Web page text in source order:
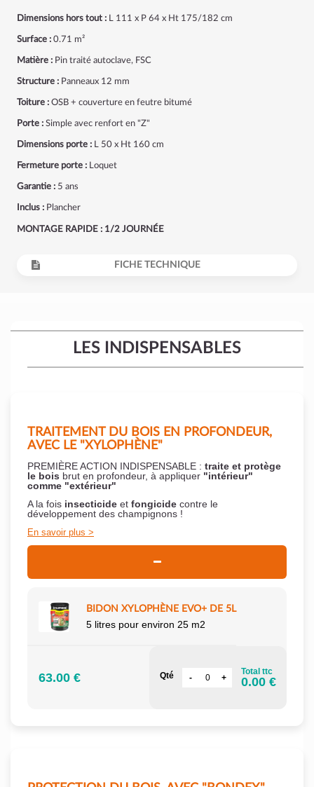
Dimensions hors tout : L 111 x P 64 x Ht 175/182 cm
Surface : 0.71 m²
Matière : Pin traité autoclave, FSC
Structure : Panneaux 12 mm
Toiture : OSB + couverture en feutre bitumé
Porte : Simple avec renfort en "Z"
Dimensions porte : L 50 x Ht 160 cm
Fermeture porte : Loquet
Garantie : 5 ans
Inclus : Plancher
MONTAGE RAPIDE : 1/2 JOURNÉE
FICHE TECHNIQUE
LES INDISPENSABLES
TRAITEMENT DU BOIS EN PROFONDEUR,
AVEC LE "XYLOPHÈNE"
PREMIÈRE ACTION INDISPENSABLE : traite et protège
le bois brut en profondeur, à appliquer "intérieur"
comme "extérieur"
A la fois insecticide et fongicide contre le
développement des champignons !
En savoir plus
BIDON XYLOPHÈNE EVO+ DE 5L
5 litres pour environ 25 m2
63.00 € Qté Total ttc
0.00 €